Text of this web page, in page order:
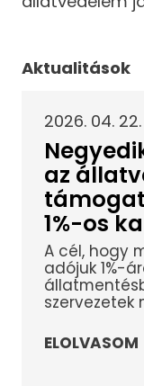
Aktualitások
2026. 04. 22.
az
1%-os
A cél, hogy
adójuk 1%-
szervezetek
ELOLVASOM